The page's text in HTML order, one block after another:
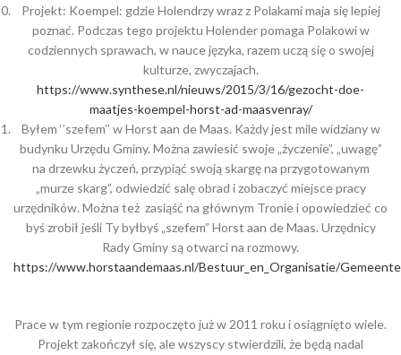
Projekt: Koempel: gdzie Holendrzy wraz z Polakami maja się lepiej
poznać. Podczas tego projektu Holender pomaga Polakowi w
codziennych sprawach, w nauce języka, razem uczą się o swojej
kulturze, zwyczajach.
https://www.synthese.nl/nieuws/2015/3/16/gezocht-doe-
maatjes-koempel-horst-ad-maasvenray/
Byłem ‘’szefem’’ w Horst aan de Maas. Każdy jest mile widziany w
budynku Urzędu Gminy. Można zawiesić swoje „życzenie”, „uwagę”
na drzewku życzeń, przypiąć swoją skargę na przygotowanym
„murze skarg”, odwiedzić salę obrad i zobaczyć miejsce pracy
urzędników. Można też zasiąść na głównym Tronie i opowiedzieć co
byś zrobił jeśli Ty byłbyś „szefem” Horst aan de Maas. Urzędnicy
Rady Gminy są otwarci na rozmowy.
https://www.horstaandemaas.nl/Bestuur_en_Organisatie/
Prace w tym regionie rozpoczęto już w 2011 roku i osiągnięto wiele.
Projekt zakończył się, ale wszyscy stwierdzili, że będą nadal